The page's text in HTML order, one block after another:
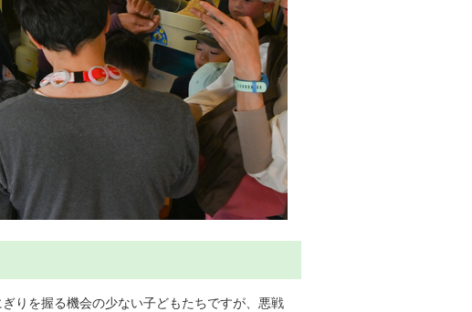
りを握る機会の少ない子どもたちですが、悪戦